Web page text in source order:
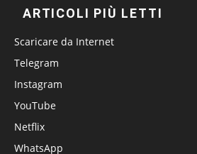
ARTICOLI PIÙ LETTI
Scaricare da Internet
Telegram
Instagram
YouTube
Netflix
WhatsApp